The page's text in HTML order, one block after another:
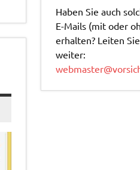
Haben Sie auch
E-Mails (mit oder
erhalten? Leiten
weiter: